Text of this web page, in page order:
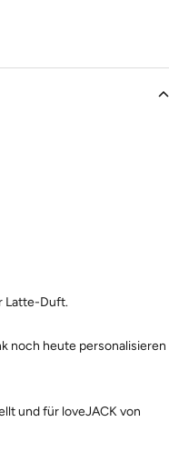
Latte-Duft.
noch heute personalisieren
und für loveJACK von